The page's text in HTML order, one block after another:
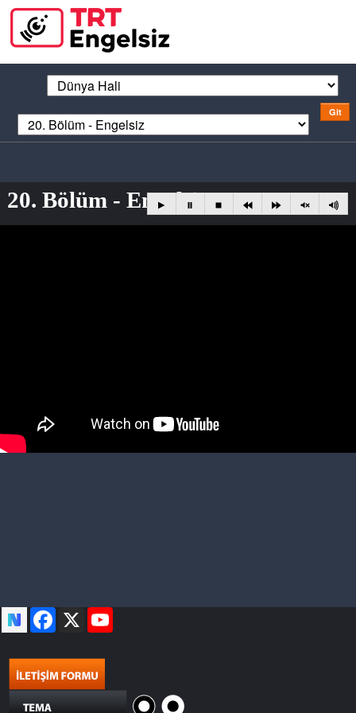
20. Bölüm - Engelsiz
Facebook
X YouTube